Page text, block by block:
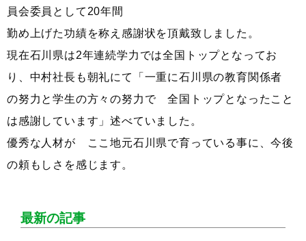
員会委員として20年間
勤め上げた功績を称え感謝状を頂戴致しました。
現在石川県は2年連続学力では全国トップとなってお
り、中村社長も朝礼にて「一重に石川県の教育関係者
の努力と学生の方々の努力で 全国トップとなったこと
は感謝しています」述べていました。
優秀な人材が ここ地元石川県で育っている事に、今後
の頼もしさを感じます。
最新の記事